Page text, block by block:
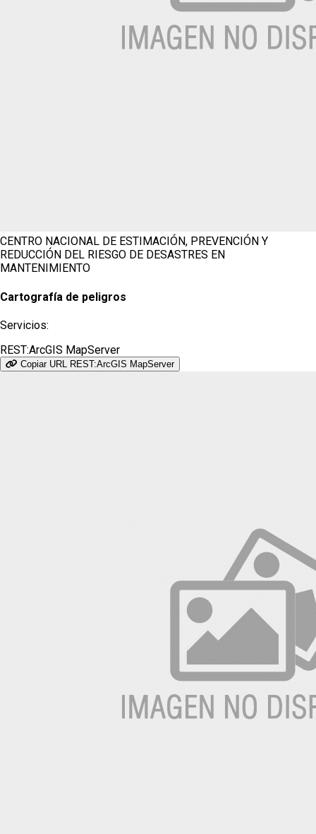
CENTRO NACIONAL DE ESTIMACIÓN, PREVENCIÓN Y
REDUCCIÓN DEL RIESGO DE DESASTRES EN
MANTENIMIENTO
Cartografía de peligros
Servicios:
REST:ArcGIS MapServer
Copiar URL REST:ArcGIS MapServer